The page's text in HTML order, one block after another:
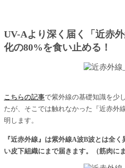
UV-Aより深く届く「近赤
化の80%を食い止める！
こちらの記事で紫外線の基礎知識を少
たが、そこでは触れなかった『近赤外
明します。
『近赤外線』は紫外線A波B波とは全
い皮下組織にまで届きます。（筋肉に